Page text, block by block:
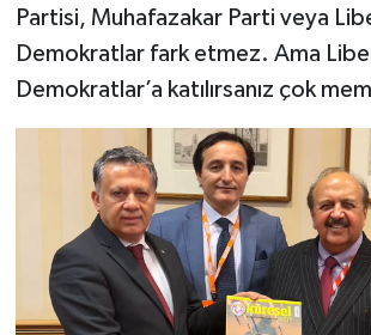
Partisi, Muhafazakar Parti veya
Demokratlar fark etmez. Ama
Demokratlar’a katılırsanız çok